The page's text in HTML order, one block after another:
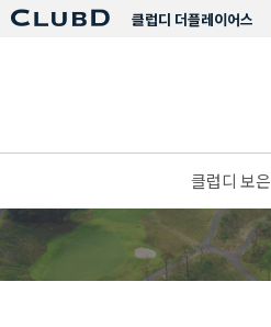
클럽디 더플레이어스
클럽디 보은